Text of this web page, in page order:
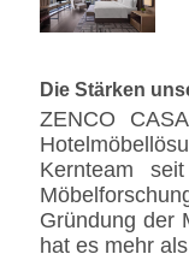
Fernsehständer
Die Stärken
ZENCO
Kernteam
Gründung der
hat es mehr